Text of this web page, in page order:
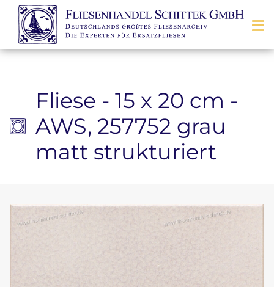
Zum Inhalt springen
Fliese - 15 x 20 cm -
AWS, 257752 grau
matt strukturiert